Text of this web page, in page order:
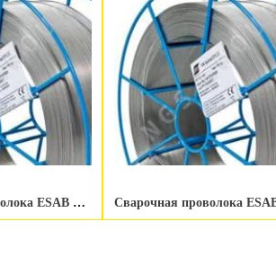
Сварочная проволока ESAB OK Autrod 430LNbTi 1.0 мм 15 kg